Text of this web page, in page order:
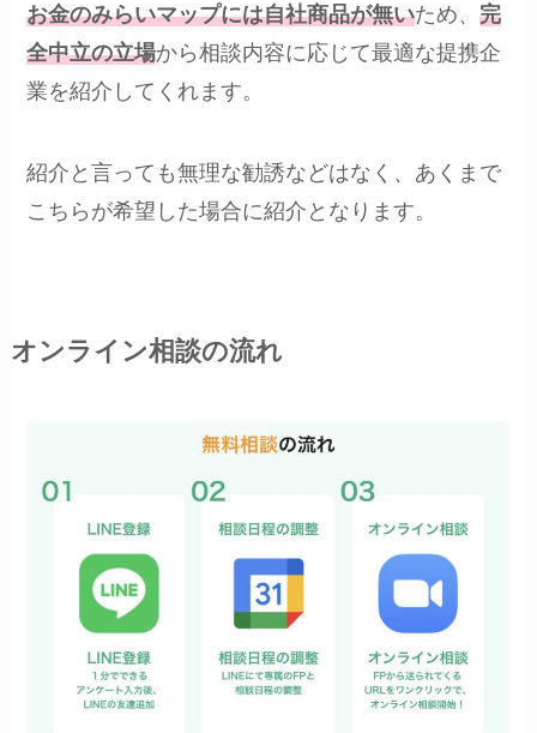
お金のみらいマップには自社商品が無いため、完
全中立の立場から相談内容に応じて最適な提携企
業を紹介してくれます。
紹介と言っても無理な勧誘などはなく、あくまで
こちらが希望した場合に紹介となります。
オンライン相談の流れ